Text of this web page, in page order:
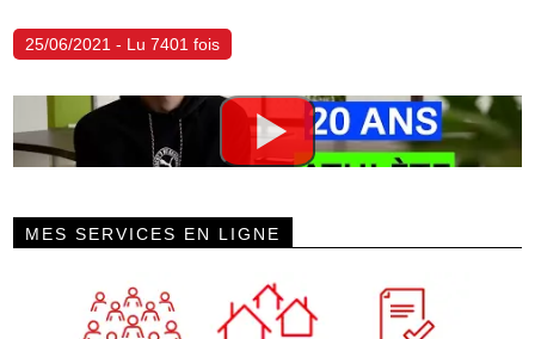
25/06/2021 - Lu 7401 fois
MES SERVICES EN LIGNE